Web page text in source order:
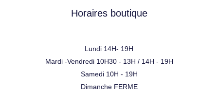
Horaires boutique
Lundi 14H- 19H
Mardi -Vendredi 10H30 - 13H / 14H - 19H
Samedi 10H - 19H
Dimanche FERME